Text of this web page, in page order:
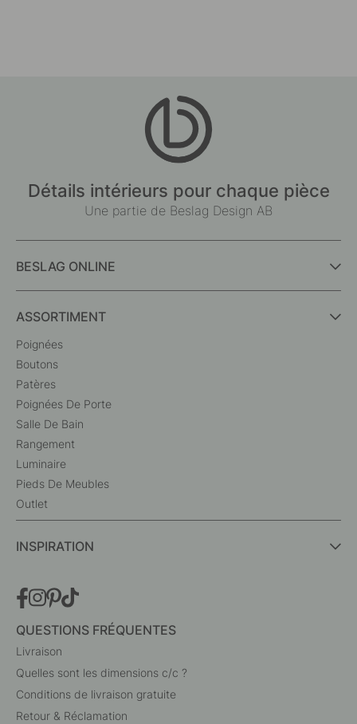
Détails intérieurs pour chaque pièce
Une partie de Beslag Design AB
BESLAG ONLINE
ASSORTIMENT
Poignées
Boutons
Patères
Poignées De Porte
Salle De Bain
Rangement
Luminaire
Pieds De Meubles
Outlet
INSPIRATION
QUESTIONS FRÉQUENTES
Livraison
Quelles sont les dimensions c/c ?
Conditions de livraison gratuite
Retour & Réclamation